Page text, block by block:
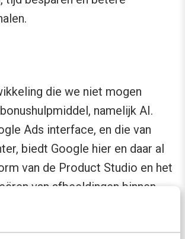
die we niet mogen
namelijk AI.
Ads interface, en die van
biedt Google hier en daar al
van de Product Studio en het
van afbeeldingen binnen
en Display.